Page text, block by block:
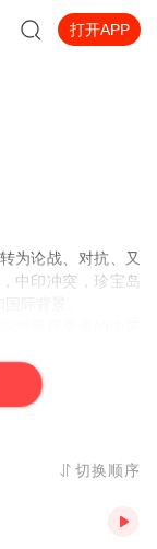
打开APP
为论战、对抗、又
中印冲突，珍宝岛
您呈现更多的中苏
切换顺序